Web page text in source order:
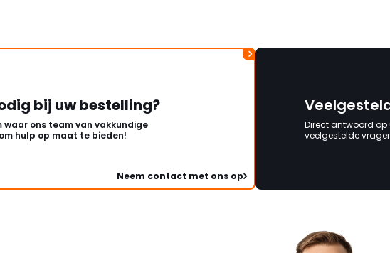
bij uw bestelling?
waar ons team van vakkundige
hulp op maat te bieden!
Neem contact met ons op
Direct antwoord op
veelgestelde